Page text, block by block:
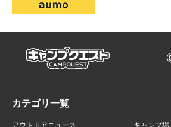
campquest
アウトドアニュース キャンプ場